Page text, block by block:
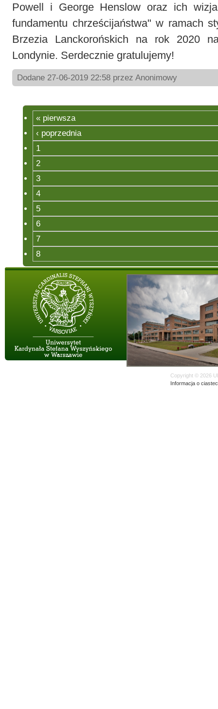
Powell i George Henslow oraz ich
fundamentu chrześcijaństwa" w ramach
Brzezia Lanckorońskich na rok 2020
Londynie. Serdecznie gratulujemy!
Dodane 27-06-2019 22:58 przez Anonimowy
« pierwsza
‹ poprzednia
1
2
3
4
5
6
7
8
Copyright © 2026
Informacja o